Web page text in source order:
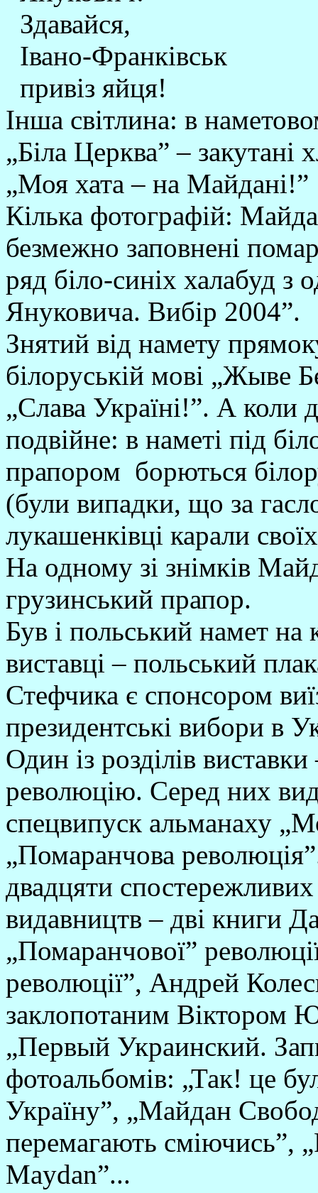
Здавайся,
Івано-Франківськ
привіз яйця!
Інша світлина: в
„Біла Церква” – закутані
„Моя хата – на Майдані!”
Кілька фотографій:
безмежно заповнені
ряд біло-синіх халабуд з
Януковича. Вибір 2004”.
Знятий від намету
білоруській мові „Жыве
„Слава Україні!”. А коли
подвійне: в наметі під
прапором борються
(були випадки, що за
лукашенківці карали
На одному зі знімків
грузинський прапор.
Був і польський намет
виставці – польський
Стефчика є спонсором
президентські вибори в
Один із розділів
революцію. Серед них
спецвипуск альманаху
„Помаранчова
двадцяти
видавництв – дві книги
„Помаранчової”
революції”, Андрей
заклопотаним Віктором
„Первый Украинский.
фотоальбомів: „Так! це
Україну”, „Майдан
перемагають сміючись”,
Maydan”...